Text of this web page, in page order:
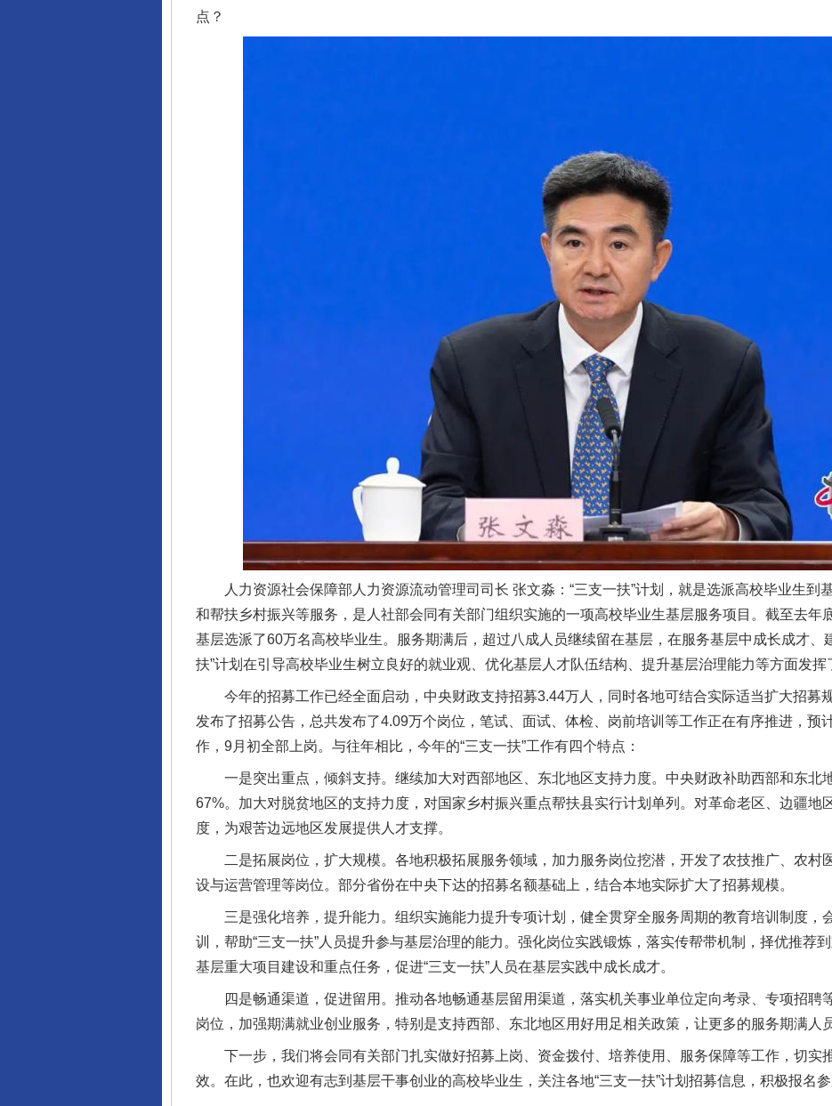
点？
人力资源社会保障部人力资源流动管理司司长 张文淼：“三支一扶”计划，就是选派高校毕业生到
和帮扶乡村振兴等服务，是人社部会同有关部门组织实施的一项高校毕业生基层服务项目。截至去年
基层选派了60万名高校毕业生。服务期满后，超过八成人员继续留在基层，在服务基层中成长成才、
扶”计划在引导高校毕业生树立良好的就业观、优化基层人才队伍结构、提升基层治理能力等方面发挥
今年的招募工作已经全面启动，中央财政支持招募3.44万人，同时各地可结合实际适当扩大招募
发布了招募公告，总共发布了4.09万个岗位，笔试、面试、体检、岗前培训等工作正在有序推进，预
作，9月初全部上岗。与往年相比，今年的“三支一扶”工作有四个特点：
一是突出重点，倾斜支持。继续加大对西部地区、东北地区支持力度。中央财政补助西部和东北
67%。加大对脱贫地区的支持力度，对国家乡村振兴重点帮扶县实行计划单列。对革命老区、边疆地
度，为艰苦边远地区发展提供人才支撑。
二是拓展岗位，扩大规模。各地积极拓展服务领域，加力服务岗位挖潜，开发了农技推广、农村
设与运营管理等岗位。部分省份在中央下达的招募名额基础上，结合本地实际扩大了招募规模。
三是强化培养，提升能力。组织实施能力提升专项计划，健全贯穿全服务周期的教育培训制度，
训，帮助“三支一扶”人员提升参与基层治理的能力。强化岗位实践锻炼，落实传帮带机制，择优推荐
基层重大项目建设和重点任务，促进“三支一扶”人员在基层实践中成长成才。
四是畅通渠道，促进留用。推动各地畅通基层留用渠道，落实机关事业单位定向考录、专项招聘
岗位，加强期满就业创业服务，特别是支持西部、东北地区用好用足相关政策，让更多的服务期满人
下一步，我们将会同有关部门扎实做好招募上岗、资金拨付、培养使用、服务保障等工作，切实
效。在此，也欢迎有志到基层干事创业的高校毕业生，关注各地“三支一扶”计划招募信息，积极报名参
完善运行机制助力责任有效落实 一纸欠条伤亲情 巡回调解促和解..
东山县通报“牛蛙产品抗生素超标问题” 法徽映军营 权益有保障